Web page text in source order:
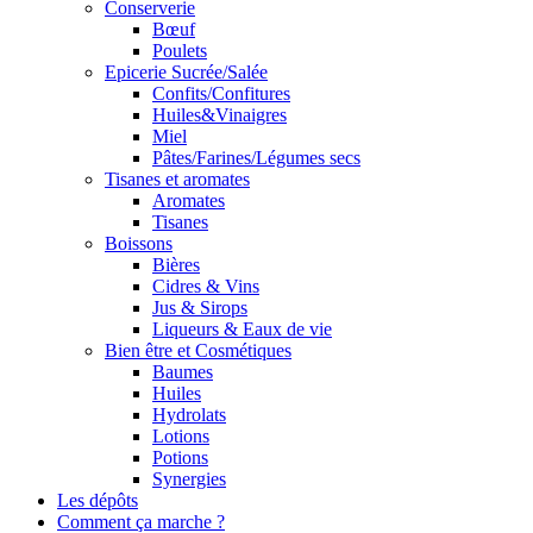
Conserverie
Bœuf
Poulets
Epicerie Sucrée/Salée
Confits/Confitures
Huiles&Vinaigres
Miel
Pâtes/Farines/Légumes secs
Tisanes et aromates
Aromates
Tisanes
Boissons
Bières
Cidres & Vins
Jus & Sirops
Liqueurs & Eaux de vie
Bien être et Cosmétiques
Baumes
Huiles
Hydrolats
Lotions
Potions
Synergies
Les dépôts
Comment ça marche ?